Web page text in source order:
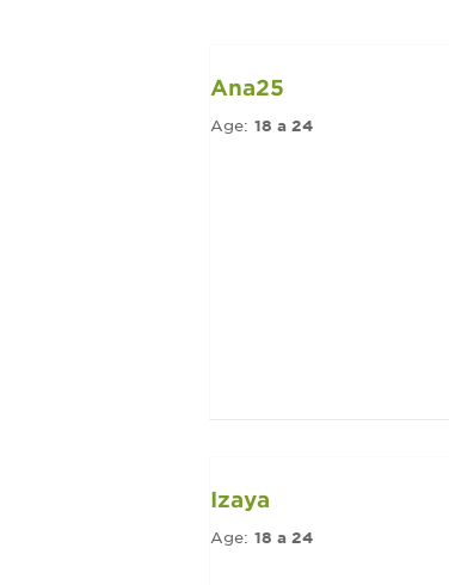
Ana25
Age: 18 a 24
Izaya
Age: 18 a 24